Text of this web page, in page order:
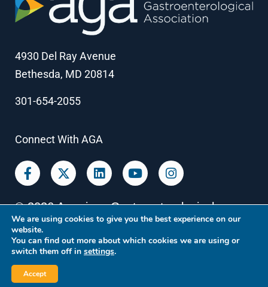
4930 Del Ray Avenue
Bethesda, MD 20814
301-654-2055
Connect With AGA
©2026American Gastroenterological
Association
Privacy Policy
We are using cookies to give you the best experience on our
website.
You can find out more about which cookies we are using or
switch them off in settings.
Accept